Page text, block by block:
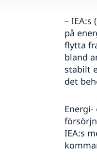
–
på
flytta
bland
stabilt
det
IEA:s